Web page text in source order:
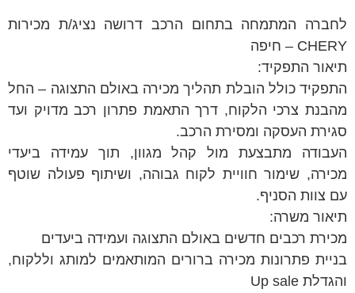
לחברה המתמחה בתחום הרכב דרושה נציג/ת מכירות
CHERY – חיפה
תיאור התפקיד:
התפקיד כולל הובלת תהליך מכירה באולם התצוגה – החל
מהבנת צרכי הלקוח, דרך התאמת פתרון רכב מדויק ועד
סגירת העסקה ומסירת הרכב.
העבודה מתבצעת מול קהל מגוון, תוך עמידה ביעדי
מכירה, שימור חוויית לקוח גבוהה, ושיתוף פעולה שוטף
עם צוות הסניף.
תיאור משרה:
מכירת רכבים חדשים באולם התצוגה ועמידה ביעדים
בניית פתרונות מכירה ברורים המותאמים למותג וללקוח,
והגדלת Up sale